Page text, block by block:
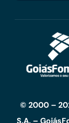
© 2000 –
S.A. –